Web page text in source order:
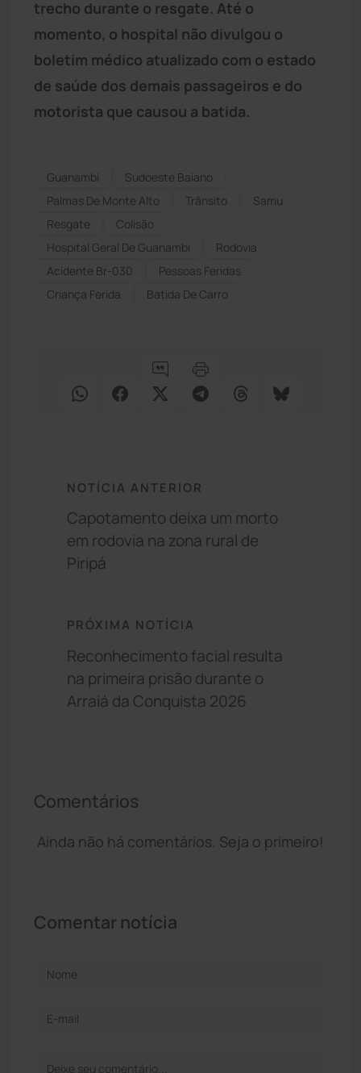
trecho durante o resgate. Até o
momento, o hospital não divulgou o
boletim médico atualizado com o estado
de saúde dos demais passageiros e do
motorista que causou a batida.
Guanambi
Sudoeste Baiano
Palmas De Monte Alto
Trânsito
Samu
Resgate
Colisão
Hospital Geral De Guanambi
Rodovia
Acidente Br-030
Pessoas Feridas
Criança Ferida
Batida De Carro
NOTÍCIA ANTERIOR
Capotamento deixa um morto
em rodovia na zona rural de
Piripá
PRÓXIMA NOTÍCIA
Reconhecimento facial resulta
na primeira prisão durante o
Arraiá da Conquista 2026
Comentários
Ainda não há comentários. Seja o primeiro!
Comentar notícia